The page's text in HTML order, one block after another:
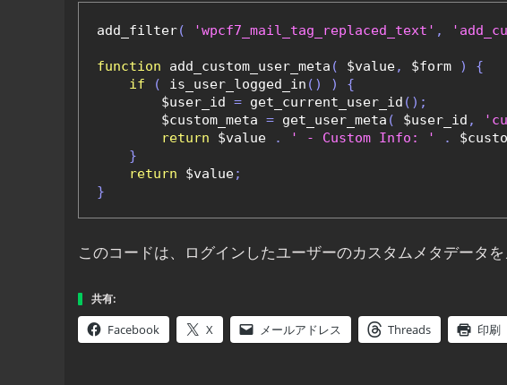
add_filter( 'wpcf7_mail_tag_replaced_text' ,
function add_custom_user_meta ( $value, $form )
{
if
( is_user_logged_in () )
{
        $user_id
= get_current_user_id ();
        $custom_meta
= get_user_meta ( $user_id ,
return $value . ' - Custom Info: ' .
}
return $value;
}
このコードは、ログインしたユーザーのカスタムメタデータを
共有:
Facebook X メールアドレス Threads 印刷